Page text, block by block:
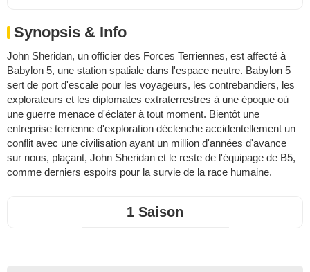
Synopsis & Info
John Sheridan, un officier des Forces Terriennes, est affecté à
Babylon 5, une station spatiale dans l'espace neutre. Babylon 5
sert de port d'escale pour les voyageurs, les contrebandiers, les
explorateurs et les diplomates extraterrestres à une époque où
une guerre menace d'éclater à tout moment. Bientôt une
entreprise terrienne d'exploration déclenche accidentellement un
conflit avec une civilisation ayant un million d'années d'avance
sur nous, plaçant, John Sheridan et le reste de l'équipage de B5,
comme derniers espoirs pour la survie de la race humaine.
1 Saison